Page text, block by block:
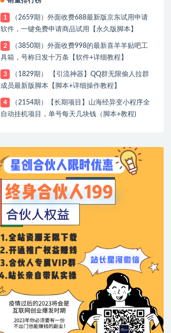
1
（2659期）外面收费688最新版京东试用申请
软件，一键免费申请商品试用【永久版脚本】
2
（3850期）外面收费998的最新喜羊羊贴吧工
具箱，号称日发十万条【软件+详细教程】
3
（1829期） 【引流神器】QQ群无限偷人拉群
成员最新版脚本【脚本+详细操作教程】
4
（2154期）【长期项目】山海经异变小程序全
自动挂机项目，单号每天几块钱（脚本+教程)